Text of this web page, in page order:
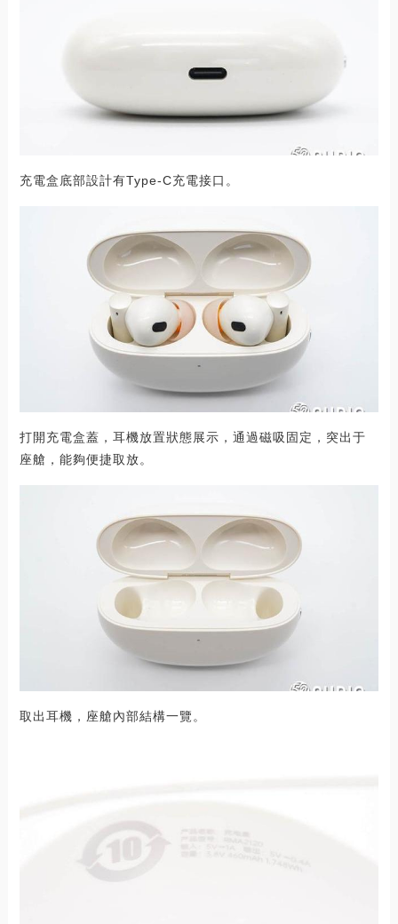
充電盒底部設計有Type-C充電接口。
打開充電盒蓋，耳機放置狀態展示，通過磁吸固定，突出于
座艙，能夠便捷取放。
取出耳機，座艙內部結構一覽。